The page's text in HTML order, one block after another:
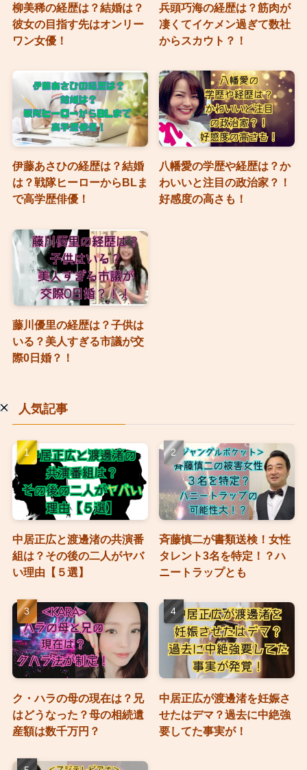
柳美稀の経歴は？結婚は？
彼女の目指す先はオンリー
ワン女優！
兵頭巧海の経歴は？筋肉が
凄くてイケメン過ぎて数社
からスカウト？！
伊藤あさひの経歴は？結婚
は？戦隊ヒーローからBLま
で高学歴俳優！
八幡愛の学歴や経歴は？か
わいいと注目の政治家？！
好感度の高さも！
藤川優里の経歴は？子供は
いる？美人すぎる市議が交
際0日婚？！
人気記事
中居正広と渡邊渚の共演番
組は？その後の二人がヤバ
い理由【５選】
斉藤慎二が書類送検！女性
タレント3名を特定！？ハ
ニートラップとも
ク・ハラの母の現在は？兄
はどうなった？母の相続遺
産額は数千万円？
中居正広が渡邊渚を妊娠さ
せたはデマ？過去に中絶強
要してた事実が！